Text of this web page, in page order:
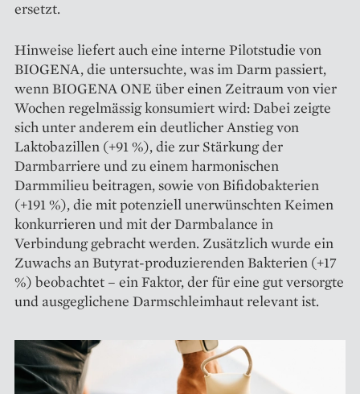
ersetzt.
Hinweise liefert auch eine interne Pilotstudie von
BIOGENA, die untersuchte, was im Darm passiert,
wenn BIOGENA ONE über einen Zeitraum von vier
Wochen regelmässig konsumiert wird: Dabei zeigte
sich unter anderem ein deutlicher Anstieg von
Laktobazillen (+91 %), die zur Stärkung der
Darmbarriere und zu einem harmonischen
Darmmilieu beitragen, sowie von Bifidobakterien
(+191 %), die mit potenziell unerwünschten Keimen
konkurrieren und mit der Darmbalance in
Verbindung gebracht werden. Zusätzlich wurde ein
Zuwachs an Butyrat-produzierenden Bakterien (+17
%) beobachtet – ein Faktor, der für eine gut versorgte
und ausgeglichene Darmschleimhaut relevant ist.